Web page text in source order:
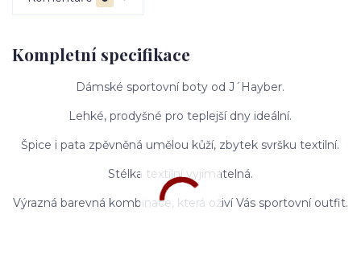
Kompletní specifikace
Dámské sportovní boty od J´Hayber.
Lehké, prodyšné pro teplejší dny ideální.
Špice i pata zpěvněná umělou kůží, zbytek svršku textilní.
Stélka textilní vyjímatelná.
Výrazná barevná kombinace, která oživí Vás sportovní outfit.